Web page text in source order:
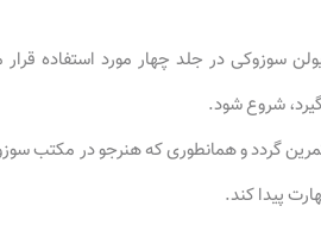
سوزوکی در جلد چهار مورد استفاده
شروع شود.
گردد و همانطوری که هنرجو در مکتب
پیدا کند.